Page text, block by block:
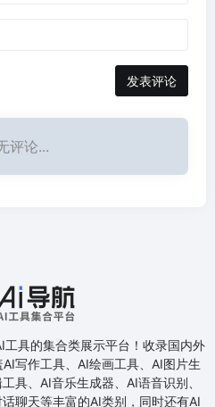
发表评论
评论...
具的集合类展示平台！收录国内外
写作工具、AI绘画工具、AI图片生
具、AI音乐生成器、AI语音识别、
聊天等丰富的AI类别，同时还有AI